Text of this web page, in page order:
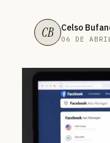
CB Celso
06 DE